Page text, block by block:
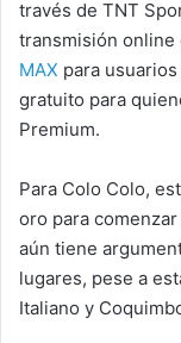
través de TNT
transmisión online
MAX para
gratuito para
Premium.
Para Colo Colo,
oro para
aún tiene
lugares, pese a
Italiano y